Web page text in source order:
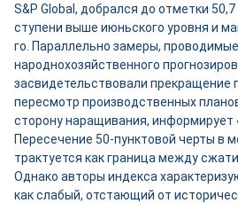
S&P Global, добрался до отметки
ступени выше июньского уровня и
го. Параллельно замеры,
народнохозяйственного
засвидетельствовали прекращение
пересмотр производственных
сторону наращивания, информирует
Пересечение 50-пунктовой черты в
трактуется как граница между
Однако авторы индекса
как слабый, отстающий от